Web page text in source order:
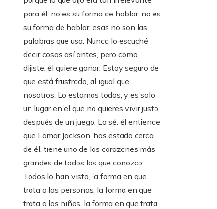
para él; no es su forma de hablar, no es
su forma de hablar, esas no son las
palabras que usa. Nunca lo escuché
decir cosas así antes, pero como
dijiste, él quiere ganar. Estoy seguro de
que está frustrado, al igual que
nosotros. Lo estamos todos, y es solo
un lugar en el que no quieres vivir justo
después de un juego. Lo sé. él entiende
que Lamar Jackson, has estado cerca
de él, tiene uno de los corazones más
grandes de todos los que conozco.
Todos lo han visto, la forma en que
trata a las personas, la forma en que
trata a los niños, la forma en que trata